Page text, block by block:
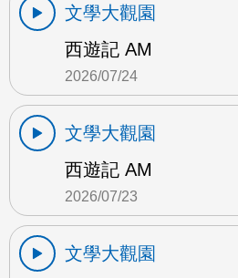
文學大觀園
西遊記 AM
2026/07/24
文學大觀園
西遊記 AM
2026/07/23
文學大觀園